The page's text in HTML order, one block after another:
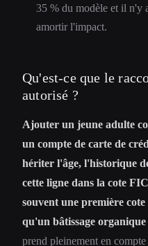
35 % du modèle et il n'y
amortir l'impact.
Qu'est-ce que le
autorisé ?
Ajouter un jeune adulte
un compte de carte de
hériter l'âge, l'historique
cette ligne dans la cote
souvent une première
qu'un bâtissage organique
prend pleinement en